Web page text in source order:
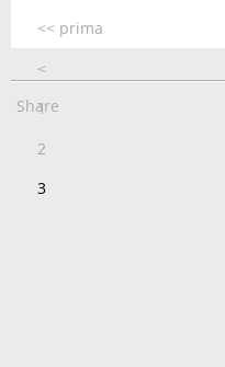
<< prima
<
1
2
3
Share